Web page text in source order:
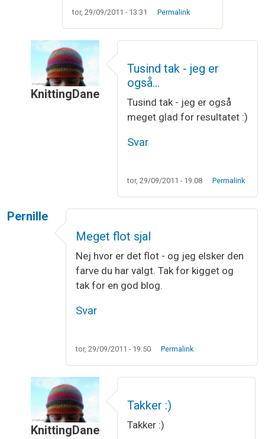
tor, 29/09/2011 - 13:31 Permalink
KnittingDane
Helene
Tusind tak - jeg er
også…
Tusind tak - jeg er også
meget glad for resultatet :)
Svar
tor, 29/09/2011 - 19:08 Permalink
Pernille
Meget flot sjal
Nej hvor er det flot - og jeg elsker den
farve du har valgt. Tak for kigget og
tak for en god blog.
Svar
tor, 29/09/2011 - 19:50 Permalink
KnittingDane
Takker :)
Takker :)